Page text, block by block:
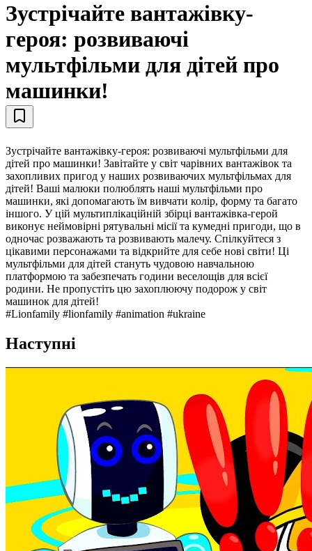
Зустрічайте вантажівку-
героя: розвиваючі
мультфільми для дітей про
машинки!
Зустрічайте вантажівку-героя: розвиваючі мультфільми для
дітей про машинки! Завітайте у світ чарівних вантажівок та
захопливих пригод у наших розвиваючих мультфільмах для
дітей! Ваші малюки полюблять наші мультфільми про
машинки, які допомагають їм вивчати колір, форму та багато
іншого. У цій мультиплікаційній збірці вантажівка-герой
виконує неймовірні рятувальні місії та кумедні пригоди, що в
одночас розважають та розвивають малечу. Спілкуйтеся з
цікавими персонажами та відкрийте для себе нові світи! Ці
мультфільми для дітей стануть чудовою навчальною
платформою та забезпечать години веселощів для всієї
родини. Не пропустіть цю захоплюючу подорож у світ
машинок для дітей!
#Lionfamily #lionfamily #animation #ukraine
Наступні